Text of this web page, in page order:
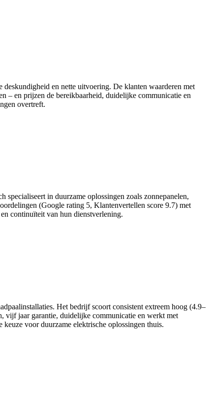
en nette uitvoering. De klanten waarderen met
– en prijzen de bereikbaarheid, duidelijke communicatie en
overtreft.
in duurzame oplossingen zoals zonnepanelen,
(Google rating 5, Klantenvertellen score 9.7) met
continuïteit van hun dienstverlening.
Het bedrijf scoort consistent extreem hoog (4.9–
vijf jaar garantie, duidelijke communicatie en werkt met
voor duurzame elektrische oplossingen thuis.